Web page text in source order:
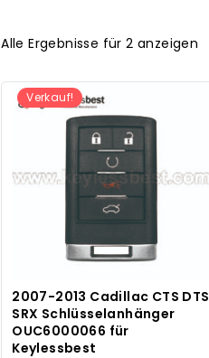
Alle Ergebnisse für 2 anzeigen
Verkauf!
2007-2013 Cadillac CTS DTS
SRX Schlüsselanhänger
OUC6000066 für
Keylessbest